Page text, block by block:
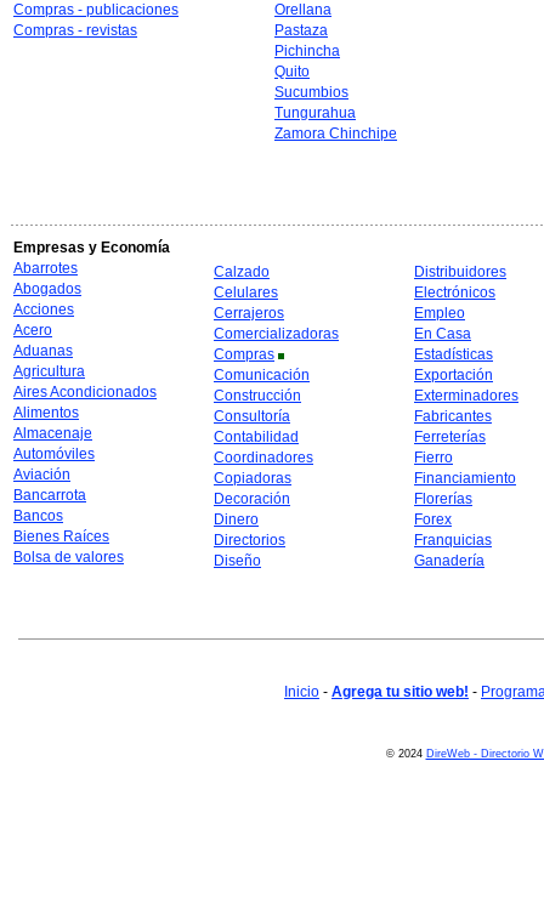
Compras - publicaciones
Compras - revistas
Orellana
Pastaza
Pichincha
Quito
Sucumbios
Tungurahua
Zamora Chinchipe
Empresas y Economía
Abarrotes
Abogados
Acciones
Acero
Aduanas
Agricultura
Aires Acondicionados
Alimentos
Almacenaje
Automóviles
Aviación
Bancarrota
Bancos
Bienes Raíces
Bolsa de valores
Calzado
Celulares
Cerrajeros
Comercializadoras
Compras
Comunicación
Construcción
Consultoría
Contabilidad
Coordinadores
Copiadoras
Decoración
Dinero
Directorios
Diseño
Distribuidores
Electrónicos
Empleo
En Casa
Estadísticas
Exportación
Exterminadores
Fabricantes
Ferreterías
Fierro
Financiamiento
Florerías
Forex
Franquicias
Ganadería
Inicio - Agrega tu sitio web! -
© 2024 DireWeb - Directorio